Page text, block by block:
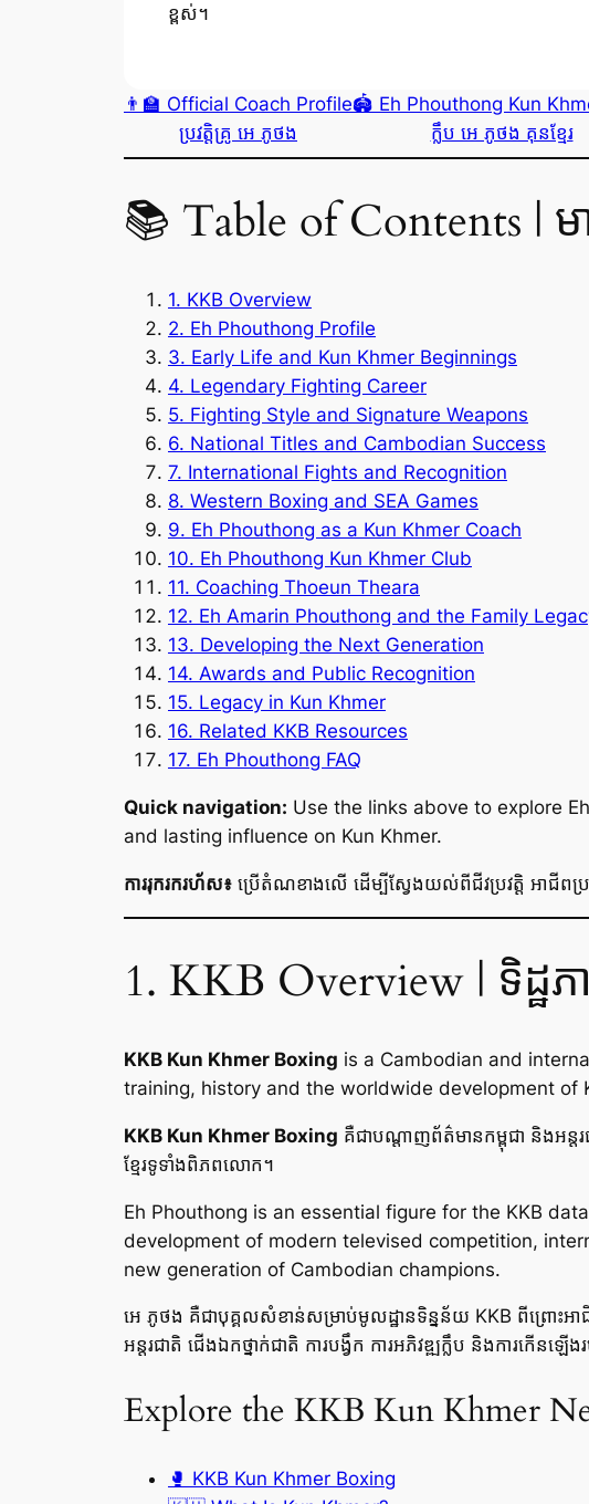
ខ្ពស់។
👨‍🏫 Official Coach Profile
ប្រវត្តិគ្រូ អេ ភូថង
🏟️ Eh Phouthong Kun
ក្លឹប អេ ភូថង គុនខ្មែរ
📚 Table of Contents | ម
1. KKB Overview
2. Eh Phouthong Profile
3. Early Life and Kun Khmer Beginnings
4. Legendary Fighting Career
5. Fighting Style and Signature Weapons
6. National Titles and Cambodian Success
7. International Fights and Recognition
8. Western Boxing and SEA Games
9. Eh Phouthong as a Kun Khmer Coach
10. Eh Phouthong Kun Khmer Club
11. Coaching Thoeun Theara
12. Eh Amarin Phouthong and the Family
13. Developing the Next Generation
14. Awards and Public Recognition
15. Legacy in Kun Khmer
16. Related KKB Resources
17. Eh Phouthong FAQ
Quick navigation: Use the links above to explore
and lasting influence on Kun Khmer.
ការរុករករហ័ស៖ ប្រើតំណខាងលើ ដើម្បីស្វែងយល់ពីជីវប្រវត្តិ អាជីពប្
1. KKB Overview | ទិដ្ឋ
KKB Kun Khmer Boxing is a Cambodian and
training, history and the worldwide development of
KKB Kun Khmer Boxing គឺជាបណ្តាញព័ត៌មានកម្ពុជា និងអន្ត
ខ្មែរទូទាំងពិភពលោក។
Eh Phouthong is an essential figure for the KKB
development of modern televised competition,
new generation of Cambodian champions.
អេ ភូថង គឺជាបុគ្គលសំខាន់សម្រាប់មូលដ្ឋានទិន្នន័យ KKB ពីព្រោះអាជី
អន្តរជាតិ ជើងឯកថ្នាក់ជាតិ ការបង្វឹក ការអភិវឌ្ឍក្លឹប និងការកើនឡើ
Explore the KKB Kun Khmer
🥊 KKB Kun Khmer Boxing